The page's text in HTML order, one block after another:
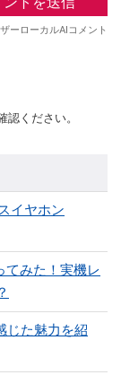
ください。
イヤホン
てみた！実機レ
じた魅力を紹